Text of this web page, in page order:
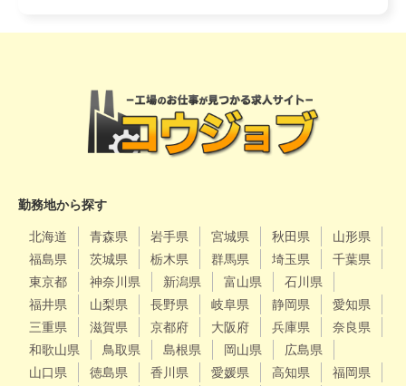
勤務地から探す
北海道 青森県 岩手県 宮城県 秋田県
山形県
福島県
茨城県 栃木県 群馬県 埼玉県
千葉県
東京都
神奈川県 新潟県 富山県
石川県
福井県
山梨県 長野県 岐阜県 静岡県
愛知県
三重県
滋賀県 京都府 大阪府 兵庫県
奈良県
和歌山県
鳥取県 島根県 岡山県
広島県
山口県
徳島県 香川県 愛媛県 高知県
福岡県